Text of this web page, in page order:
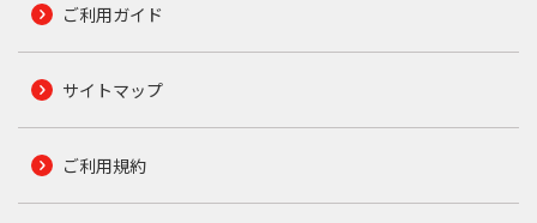
ご利用ガイド
サイトマップ
ご利用規約